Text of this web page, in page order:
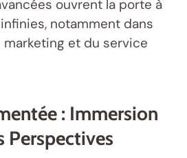
ouvrent la porte à
notamment dans
marketing et du service
: Immersion
Perspectives